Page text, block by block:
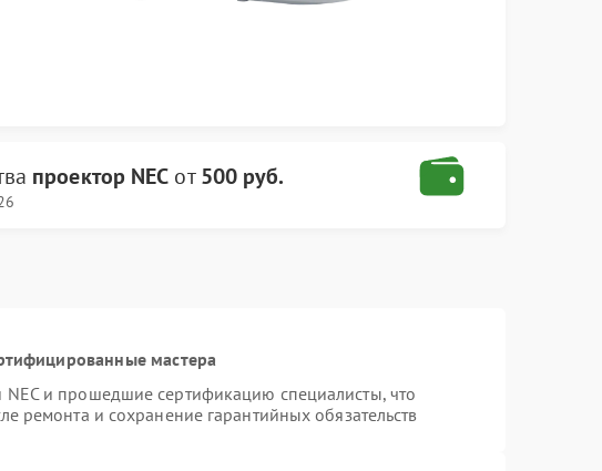
проектор NEC от500 руб.
мастера
NEC и прошедшие сертификацию специалисты, что
ремонта и сохранение гарантийных обязательств